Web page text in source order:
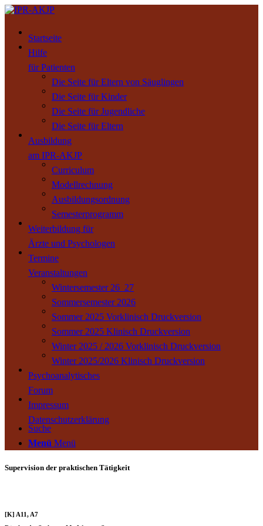
Startseite
Hilfe
für Patienten
Die Seite für Eltern von Säuglingen
Die Seite für Kinder
Die Seite für Jugendliche
Die Seite für Eltern
Ausbildung
am IPR-AKJP
Curriculum
Modellrechnung
Ausbildungsordnung
Semesterprogramm
Weiterbildung für
Ärzte und Psychologen
Termine
Veranstaltungen
Wintersemester 26_27
Sommersemester 2026
Sommer 2025 Vorklinisch Druckversion
Sommer 2025 Klinisch Druckversion
Winter 2025 / 2026 Vorklinisch Druckversion
Winter 2025/2026 Klinisch Druckversion
Psychoanalytisches
Forum
Impressum
Datenschutzerklärung
Suche
Menü Menü
Supervision der praktischen Tätigkeit
[K] A11, A7